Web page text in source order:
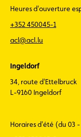
Heures d'ouverture
+352 450045-1
acl@acl.lu
Ingeldorf
34, route d'Ettelbruck
L-9160 Ingeldorf
Horaires d'été (du 03